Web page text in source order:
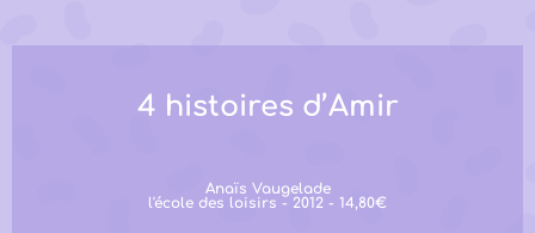
4 histoires d’Amir
Anaïs Vaugelade
l'école des loisirs - 2012 - 14,80€